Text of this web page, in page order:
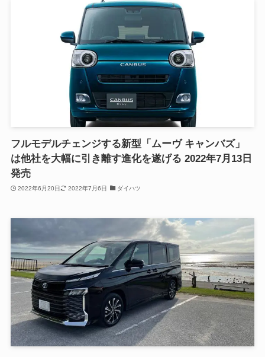
フルモデルチェンジする新型「ムーヴ キャンバズ」
は他社を大幅に引き離す進化を遂げる 2022年7月13日
発売
2022年6月20日 2022年7月6日 ダイハツ